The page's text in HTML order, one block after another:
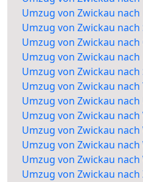
Umzug von Zwickau
Umzug von Zwickau nach
Umzug von Zwickau nach
Umzug von Zwickau nach
Umzug von Zwickau
Umzug von Zwickau
Umzug von Zwickau
Umzug von Zwickau
Umzug von Zwickau
Umzug von Zwickau
Umzug von Zwickau
Umzug von Zwickau